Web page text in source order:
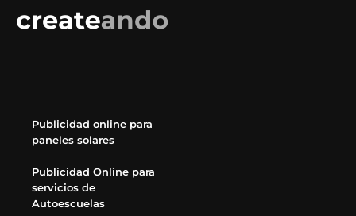
Publicidad online para
paneles solares
Publicidad Online para
servicios de
Autoescuelas